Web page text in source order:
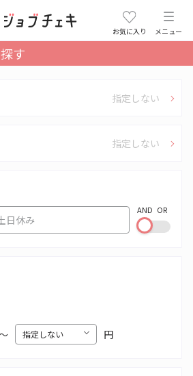
お気に入り メニュー
す
指定しない
指定しない
AND OR
円